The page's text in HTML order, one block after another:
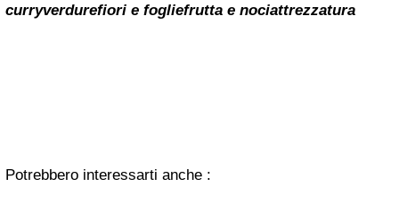
curryverdurefiori e fogliefrutta e nociattrezzatura
Potrebbero interessarti anche :